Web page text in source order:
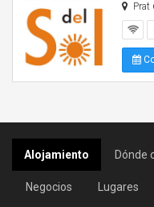
Prat
Alojamiento Dónde
Negocios Lugares